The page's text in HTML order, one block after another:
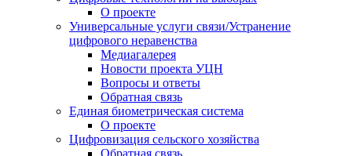
О проекте
Универсальные услуги связи/Устранение
цифрового неравенства
Медиагалерея
Новости проекта УЦН
Вопросы и ответы
Обратная связь
Единая биометрическая система
О проекте
Цифровизация сельского хозяйства
Обратная связь